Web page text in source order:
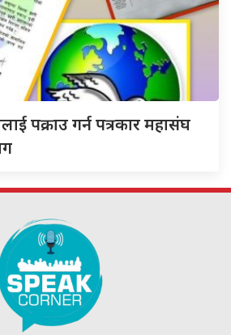
पक्राउ गर्न पत्रकार महासंघ